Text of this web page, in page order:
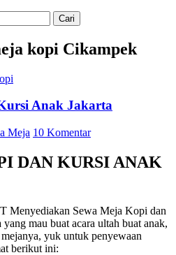
kopi Cikampek
Anak Jakarta
Meja 10 Komentar
DAN KURSI ANAK
Sewa Meja Kopi dan
mau buat acara ultah buat anak,
yuk untuk penyewaan
berikut ini: